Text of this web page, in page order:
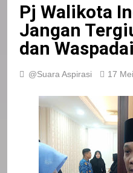
Pj Walikota
Jangan
dan
@Suara Aspirasi 17